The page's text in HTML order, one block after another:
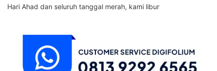
Hari Ahad dan seluruh tanggal merah, kami libur